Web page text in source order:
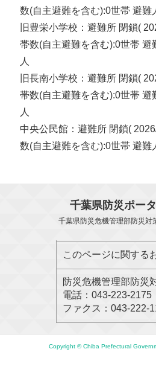
数(自主避難を含む):0世帯 避難
旧豊栄小学校：避難所 閉鎖(
帯数(自主避難を含む):0世帯
人
旧長南小学校：避難所 閉鎖(
帯数(自主避難を含む):0世帯
人
中央公民館：避難所 閉鎖(
数(自主避難を含む):0世帯 避難
千葉県防災ポー
千葉県防災危機管理
このページに関する
防災危機管理部防災
電話：043-223-2175
ファクス：043-222-
Copyright © Chiba Prefectural